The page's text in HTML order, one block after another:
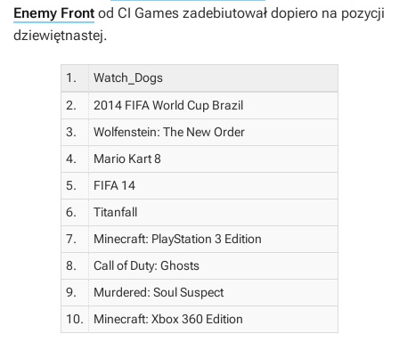
Enemy Front od CI Games zadebiutował dopiero na pozycji
dziewiętnastej.
1.
Watch_Dogs
2.
2014 FIFA World Cup Brazil
3.
Wolfenstein: The New Order
4.
Mario Kart 8
5.
FIFA 14
6.
Titanfall
7.
Minecraft: PlayStation 3 Edition
8.
Call of Duty: Ghosts
9.
Murdered: Soul Suspect
10.
Minecraft: Xbox 360 Edition